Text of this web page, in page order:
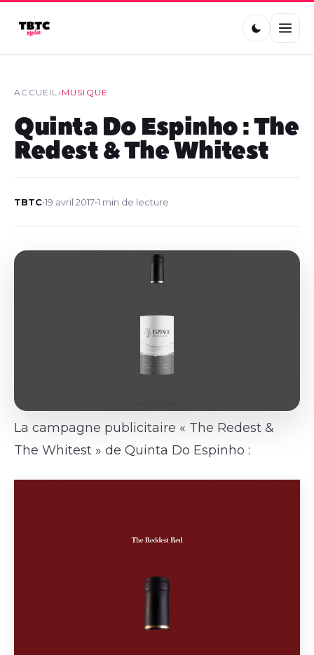
ACCUEIL› MUSIQUE
Quinta Do Espinho : The
Redest & The Whitest
TBTC•19 avril 2017•1 min de lecture
La campagne publicitaire « The Redest &
The Whitest » de Quinta Do Espinho :